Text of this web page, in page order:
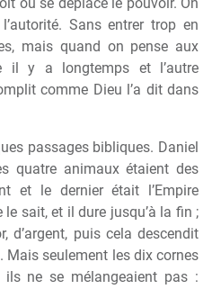
Sans entrer trop en
mais quand on pense aux
il y a longtemps et l’autre
comme Dieu l’a dit dans
passages bibliques. Daniel
quatre animaux étaient des
et le dernier était l’Empire
sait, et il dure jusqu’à la fin ;
d’argent, puis cela descendit
Mais seulement les dix cornes
ne se mélangeaient pas :